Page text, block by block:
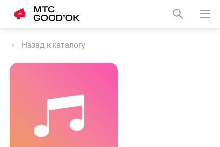
Назад к каталогу